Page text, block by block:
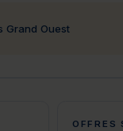
Grand Ouest
OFFRES